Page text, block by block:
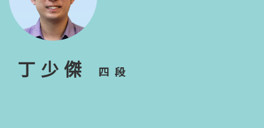
丁少傑 四段